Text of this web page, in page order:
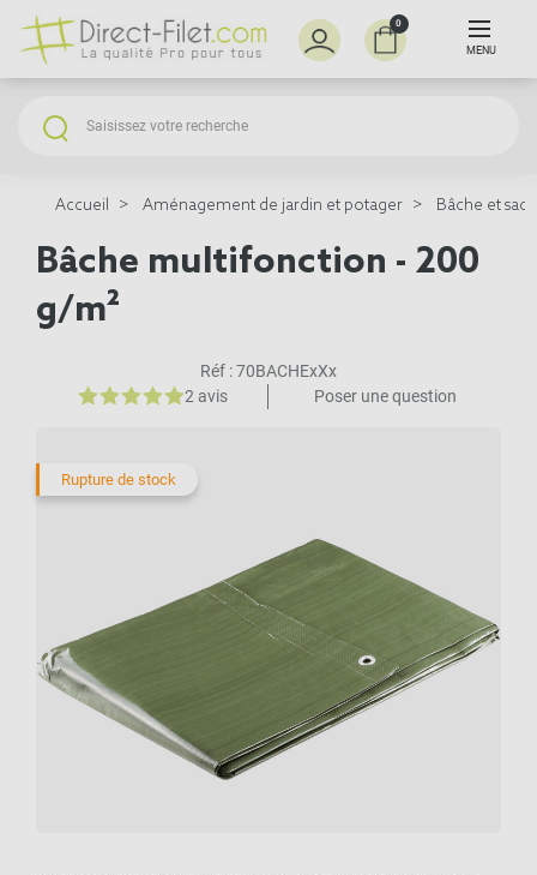
0
MENU
Accueil Aménagement de jardin et potager Bâche et
Bâche multifonction - 200
g/m²
Réf :70BACHExXx
2 avis
Poser une question
Rupture de stock